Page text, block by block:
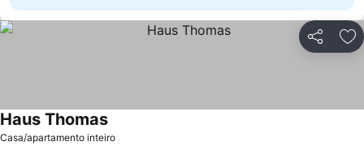
Partilhar
Casa/apartamento inteiro
Haus ThomasVer preços